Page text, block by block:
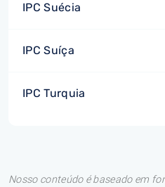
IPC Suécia
IPC Suíça
IPC Turquia
Nosso conteúdo é baseado em